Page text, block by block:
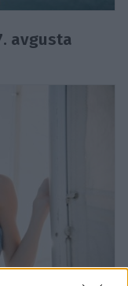
avgusta